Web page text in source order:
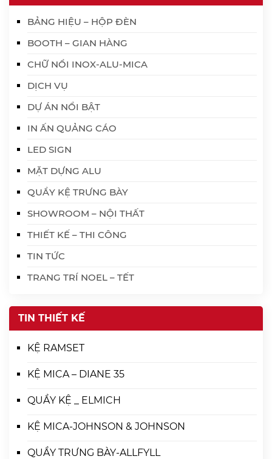
BẢNG HIỆU – HỘP ĐÈN
BOOTH – GIAN HÀNG
CHỮ NỔI INOX-ALU-MICA
DỊCH VỤ
DỰ ÁN NỔI BẬT
IN ẤN QUẢNG CÁO
LED SIGN
MẶT DỰNG ALU
QUẦY KỆ TRƯNG BÀY
SHOWROOM – NỘI THẤT
THIẾT KẾ – THI CÔNG
TIN TỨC
TRANG TRÍ NOEL – TẾT
TIN THIẾT KẾ
KỆ RAMSET
KỆ MICA – DIANE 35
QUẦY KỆ _ ELMICH
KỆ MICA-JOHNSON & JOHNSON
QUẦY TRƯNG BÀY-ALLFYLL